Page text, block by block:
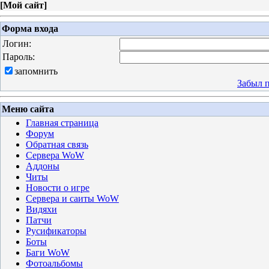
[Мой сайт]
Форма входа
Логин:
Пароль:
запомнить
Забыл
Меню сайта
Главная страница
Форум
Обратная связь
Сервера WoW
Аддоны
Читы
Новости о игре
Сервера и саиты WoW
Видяхи
Патчи
Русификаторы
Боты
Баги WoW
Фотоальбомы